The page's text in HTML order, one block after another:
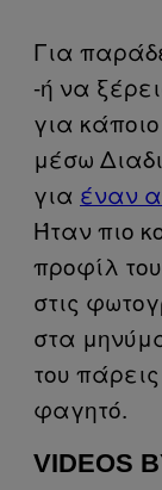
Για
-ή να
για
μέσω
για έναν
Ήταν πιο
προφίλ
στις
στα
του
φαγητό.
VIDEOS